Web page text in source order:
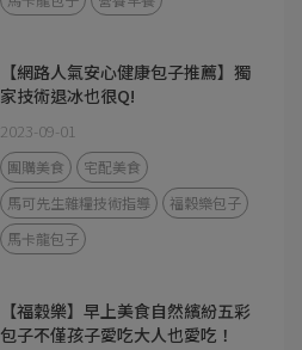
【網路人氣安心健康包子推薦】獨
家技術退冰也很Q!
2023-09-01
團購美食
宅配美食
馬可先生雜糧技術指導
福穀樂包子
馬卡龍包子
【福穀樂】早上美食自然繽紛五彩
包子不僅孩子愛吃大人也愛吃！